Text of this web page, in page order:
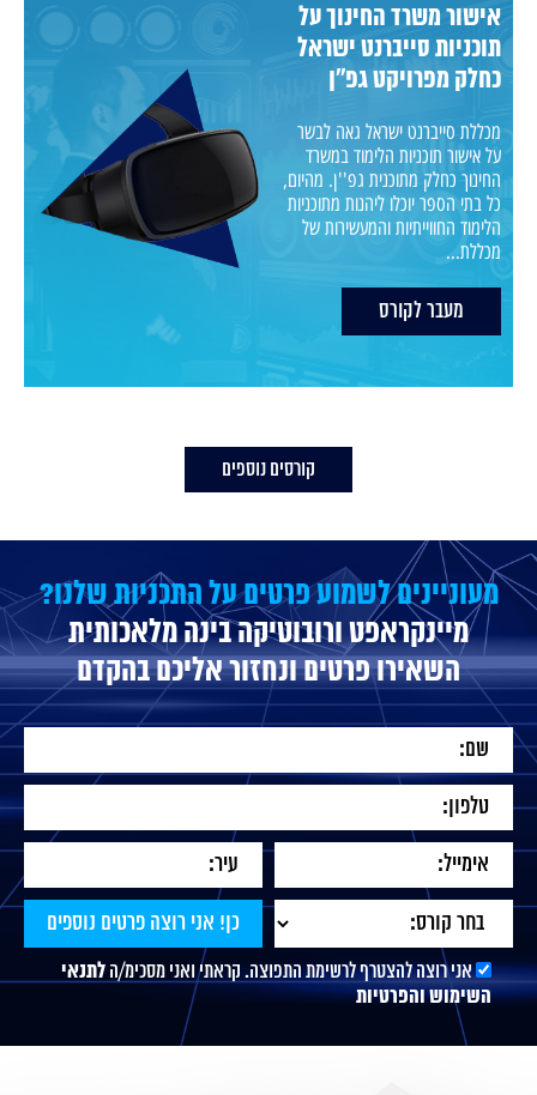
אישור משרד החינוך על
תוכניות סייברנט ישראל
כחלק מפרויקט גפ''ן
מכללת סייברנט ישראל גאה לבשר
על אישור תוכניות הלימוד במשרד
החינוך כחלק מתוכנית גפ''ן. מהיום,
כל בתי הספר יוכלו ליהנות מתוכניות
הלימוד החווייתיות והמעשירות של
מכללת...
מעבר לקורס
קורסים נוספים
מעוניינים לשמוע פרטים על התכניות שלנו?
מיינקראפט ורובוטיקה בינה מלאכותית
השאירו פרטים ונחזור אליכם בהקדם
אני רוצה להצטרף לרשימת התפוצה. קראתי ואני מסכימ/ה לתנאי
השימוש והפרטיות